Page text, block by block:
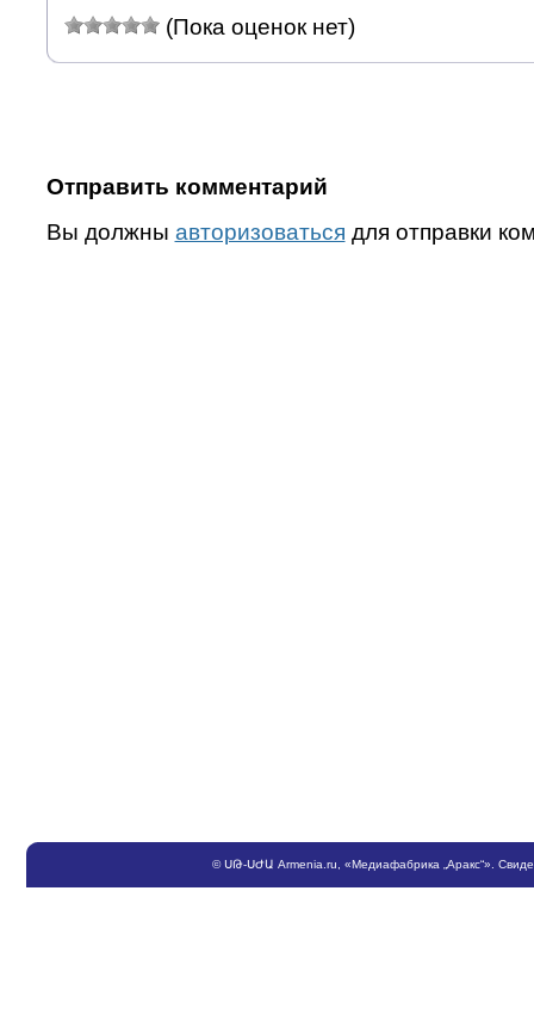
(Пока оценок нет)
Отправить комментарий
Вы должны авторизоваться для отправки
©ՍԹ-ՍԺԱ Armenia.ru , «Медиафабрика „Аракс“».